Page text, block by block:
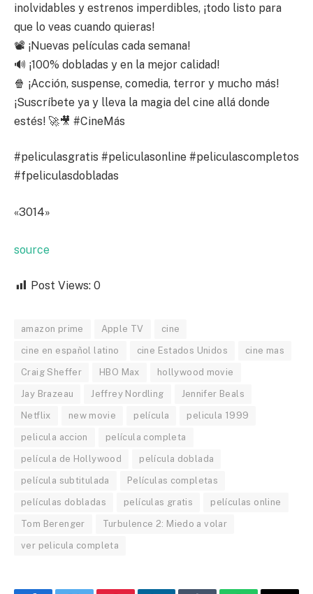
inolvidables y estrenos imperdibles, ¡todo listo para
que lo veas cuando quieras!
📽️ ¡Nuevas películas cada semana!
🔊 ¡100% dobladas y en la mejor calidad!
🍿 ¡Acción, suspense, comedia, terror y mucho más!
¡Suscríbete ya y lleva la magia del cine allá donde
estés! 🚀🎥 #CineMás
#peliculasgratis #peliculasonline #peliculascompletos
#fpeliculasdobladas
«3014»
source
Post Views: 0
amazon prime Apple TV cine
cine en español latino cine Estados Unidos cine mas
Craig Sheffer HBO Max hollywood movie
Jay Brazeau Jeffrey Nordling Jennifer Beals
Netflix new movie película pelicula 1999
pelicula accion película completa
película de Hollywood película doblada
película subtitulada Películas completas
películas dobladas películas gratis películas online
Tom Berenger Turbulence 2: Miedo a volar
ver pelicula completa